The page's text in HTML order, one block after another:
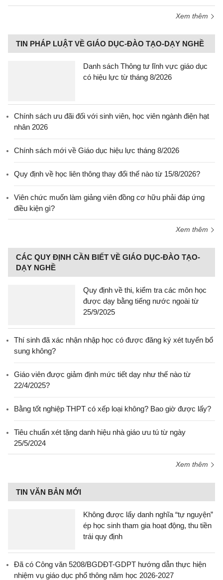
Xem thêm
TIN PHÁP LUẬT VỀ GIÁO DỤC-ĐÀO TẠO-DẠY NGHỀ
Danh sách Thông tư lĩnh vực giáo dục
có hiệu lực từ tháng 8/2026
Chính sách ưu đãi đối với sinh viên, học viên ngành điện hạt
nhân 2026
Chính sách mới về Giáo dục hiệu lực tháng 8/2026
Quy định về học liên thông thay đổi thế nào từ 15/8/2026?
Viên chức muốn làm giảng viên đồng cơ hữu phải đáp ứng
điều kiện gì?
Xem thêm
CÁC QUY ĐỊNH CẦN BIẾT VỀ GIÁO DỤC-ĐÀO TẠO-
DẠY NGHỀ
Quy định về thi, kiểm tra các môn học
được dạy bằng tiếng nước ngoài từ
25/9/2025
Thí sinh đã xác nhận nhập học có được đăng ký xét tuyển bổ
sung không?
Giáo viên được giảm định mức tiết dạy như thế nào từ
22/4/2025?
Bằng tốt nghiệp THPT có xếp loại không? Bao giờ được lấy?
Tiêu chuẩn xét tặng danh hiệu nhà giáo ưu tú từ ngày
25/5/2024
Xem thêm
TIN VĂN BẢN MỚI
Không được lấy danh nghĩa “tự nguyện”
ép học sinh tham gia hoạt động, thu tiền
trái quy định
Đã có Công văn 5208/BGDĐT-GDPT hướng dẫn thực hiện
nhiệm vụ giáo dục phổ thông năm học 2026-2027